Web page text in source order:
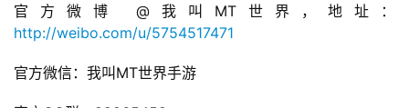
月
0
官方微博 @我叫MT世界，地址：
http://weibo.com/u/5754517471
官方微信：我叫MT世界手游